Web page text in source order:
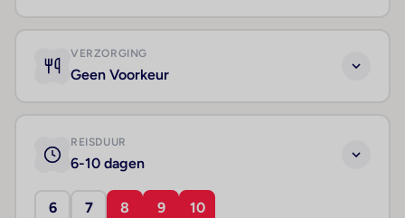
VERZORGING
Geen Voorkeur
REISDUUR
6-10 dagen
6 7 8 9 10